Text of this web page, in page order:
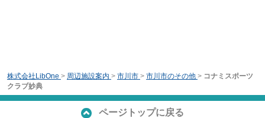
株式会社LibOne > 周辺施設案内 > 市川市 > 市川市のその他 > コナミスポーツ
クラブ妙典
ページトップに戻る